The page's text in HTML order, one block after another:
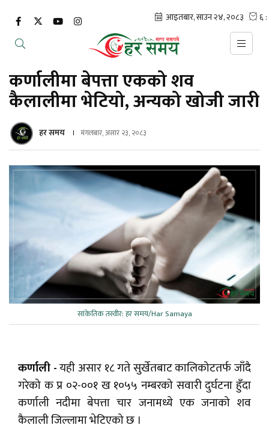
कर्णालीमा बेपत्ता एकको शव
कैलालीमा भेटियो, अन्यको खोजी जारी
हर समय मंगलबार, असार २३, २०८३
सांकेतिक तस्वीर: हर समय/Har Samaya
कर्णाली -यही असार १८ गते सुर्खेतबाट कालिकोटतर्फ जाँदै
गरेको क प्र ०२-००१ ख १०५५ नम्बरको सवारी दुर्घटना हुँदा
कर्णाली नदीमा बेपत्ता चार जनामध्ये एक जनाको शव
कैलाली जिल्लामा भेटिएको छ ।